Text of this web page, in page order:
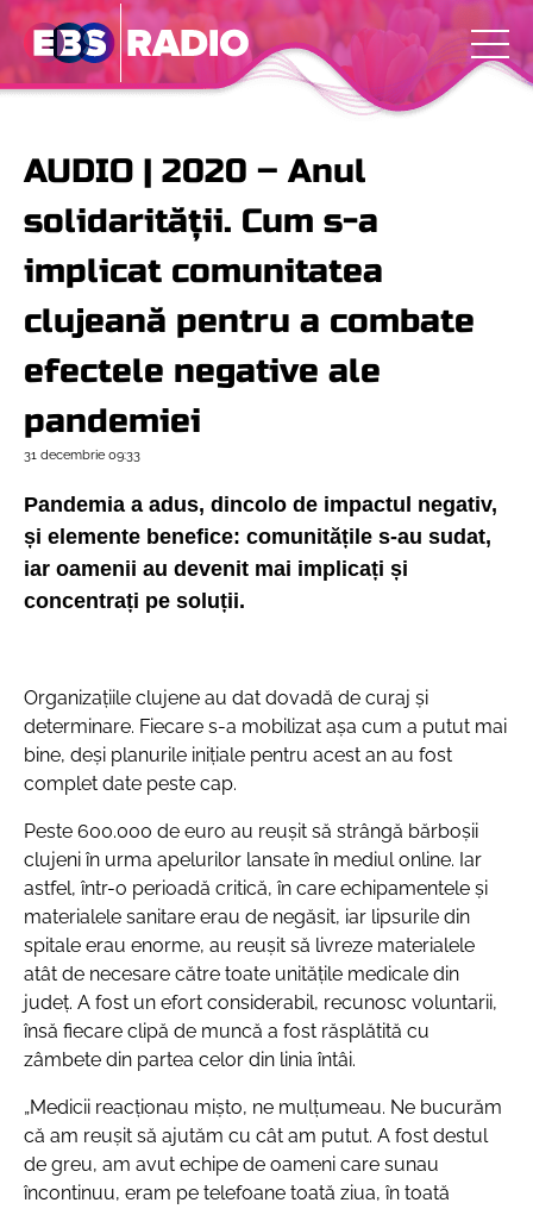
AUDIO | 2020 – Anul
solidarității. Cum s-a
implicat comunitatea
clujeană pentru a combate
efectele negative ale
pandemiei
31 decembrie 09:33
Pandemia a adus, dincolo de impactul negativ,
și elemente benefice: comunitățile s-au sudat,
iar oamenii au devenit mai implicați și
concentrați pe soluții.
Organizațiile clujene au dat dovadă de curaj și
determinare. Fiecare s-a mobilizat așa cum a putut mai
bine, deși planurile inițiale pentru acest an au fost
complet date peste cap.
Peste 600.000 de euro au reușit să strângă bărboșii
clujeni în urma apelurilor lansate în mediul online. Iar
astfel, într-o perioadă critică, în care echipamentele și
materialele sanitare erau de negăsit, iar lipsurile din
spitale erau enorme, au reușit să livreze materialele
atât de necesare către toate unitățile medicale din
județ. A fost un efort considerabil, recunosc voluntarii,
însă fiecare clipă de muncă a fost răsplătită cu
zâmbete din partea celor din linia întâi.
„Medicii reacționau mișto, ne mulțumeau. Ne bucurăm
că am reușit să ajutăm cu cât am putut. A fost destul
de greu, am avut echipe de oameni care sunau
încontinuu, eram pe telefoane toată ziua, în toată